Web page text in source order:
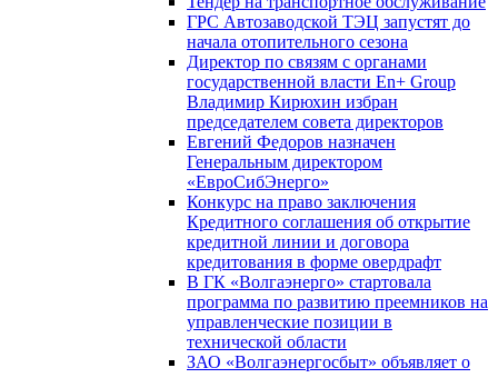
ГРС Автозаводской ТЭЦ запустят до
начала отопительного сезона
Директор по связям с органами
государственной власти En+ Group
Владимир Кирюхин избран
председателем совета директоров
Евгений Федоров назначен
Генеральным директором
«ЕвроСибЭнерго»
Конкурс на право заключения
Кредитного соглашения об открытие
кредитной линии и договора
кредитования в форме овердрафт
В ГК «Волгаэнерго» стартовала
программа по развитию преемников на
управленческие позиции в
технической области
ЗАО «Волгаэнергосбыт» объявляет о